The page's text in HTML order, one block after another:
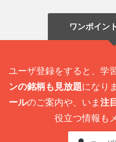
ワンポイン
ユーザ登録をすると、学
ンの銘柄も見放題になり
ールのご案内や、いま 注
役立つ情報も